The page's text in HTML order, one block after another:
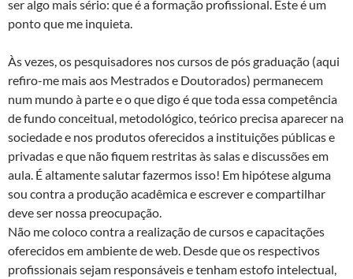
ser algo mais sério: que é a formação profissional. Este é um
ponto que me inquieta.
Às vezes, os pesquisadores nos cursos de pós graduação (aqui
refiro-me mais aos Mestrados e Doutorados) permanecem
num mundo à parte e o que digo é que toda essa competência
de fundo conceitual, metodológico, teórico precisa aparecer na
sociedade e nos produtos oferecidos a instituições públicas e
privadas e que não fiquem restritas às salas e discussões em
aula. É altamente salutar fazermos isso! Em hipótese alguma
sou contra a produção acadêmica e escrever e compartilhar
deve ser nossa preocupação.
Não me coloco contra a realização de cursos e capacitações
oferecidos em ambiente de web. Desde que os respectivos
profissionais sejam responsáveis e tenham estofo intelectual,